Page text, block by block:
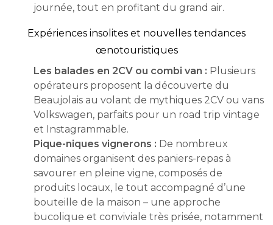
journée, tout en profitant du grand air.
Expériences insolites et nouvelles tendances
œnotouristiques
Les balades en 2CV ou combi van : Plusieurs
opérateurs proposent la découverte du
Beaujolais au volant de mythiques 2CV ou vans
Volkswagen, parfaits pour un road trip vintage
et Instagrammable.
Pique-niques vignerons : De nombreux
domaines organisent des paniers-repas à
savourer en pleine vigne, composés de
produits locaux, le tout accompagné d’une
bouteille de la maison – une approche
bucolique et conviviale très prisée, notamment